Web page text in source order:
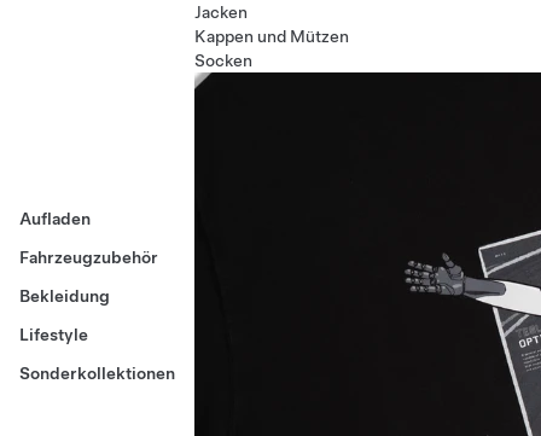
Aufladen
Fahrzeugzubehör
Bekleidung
Lifestyle
Sonderkollektionen
Jacken
Kappen und Mützen
Socken